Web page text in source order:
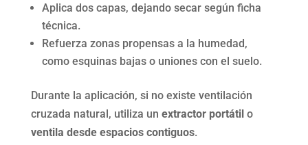
Aplica dos capas, dejando secar según ficha
técnica.
Refuerza zonas propensas a la humedad,
como esquinas bajas o uniones con el suelo.
Durante la aplicación, si no existe ventilación
cruzada natural, utiliza un extractor portátilo
ventila desde espacios contiguos.